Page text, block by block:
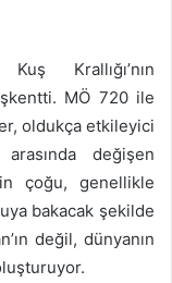
Krallığı’nın
MÖ 720 ile
oldukça etkileyici
değişen
çoğu, genellikle
bakacak şekilde
değil, dünyanın